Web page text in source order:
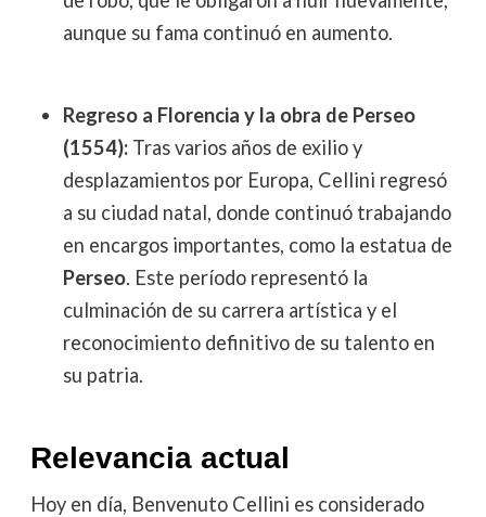
aunque su fama continuó en aumento.
Regreso a Florencia y la obra de Perseo
(1554):Tras varios años de exilio y
desplazamientos por Europa, Cellini regresó
a su ciudad natal, donde continuó trabajando
en encargos importantes, como la estatua de
Perseo. Este período representó la
culminación de su carrera artística y el
reconocimiento definitivo de su talento en
su patria.
Relevancia actual
Hoy en día, Benvenuto Cellini es considerado